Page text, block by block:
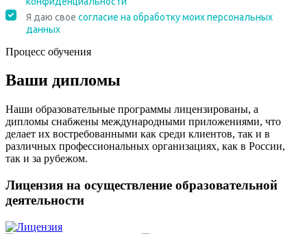
Процесс обучения
Ваши дипломы
Наши образовательные программы лицензированы, а
дипломы снабжены международными приложениями, что
делает их востребованными как среди клиентов, так и в
различных профессиональных организациях, как в России,
так и за рубежом.
Лицензия на осуществление образовательной
деятельности